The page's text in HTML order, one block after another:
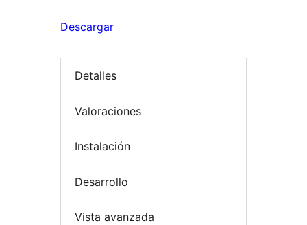
Descargar
Detalles
Valoraciones
Instalación
Desarrollo
Vista avanzada